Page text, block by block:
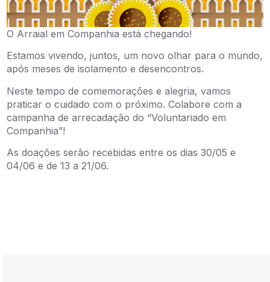
O Arraial em Companhia está chegando!
Estamos vivendo, juntos, um novo olhar para o mundo,
após meses de isolamento e desencontros.
Neste tempo de comemorações e alegria, vamos
praticar o cuidado com o próximo. Colabore com a
campanha de arrecadação do “Voluntariado em
Companhia”!
As doações serão recebidas entre os dias 30/05 e
04/06 e de 13 a 21/06.